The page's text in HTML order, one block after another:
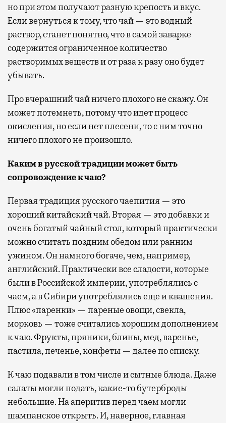
но при этом получают разную крепость и вкус.
Если вернуться к тому, что чай — это водный
раствор, станет понятно, что в самой заварке
содержится ограниченное количество
растворимых веществ и от раза к разу оно будет
убывать.
Про вчерашний чай ничего плохого не скажу. Он
может потемнеть, потому что идет процесс
окисления, но если нет плесени, то с ним точно
ничего плохого не произошло.
Каким в русской традиции может быть
сопровождение к чаю?
Первая традиция русского чаепития — это
хороший китайский чай. Вторая — это добавки и
очень богатый чайный стол, который практически
можно считать поздним обедом или ранним
ужином. Он намного богаче, чем, например,
английский. Практически все сладости, которые
были в Российской империи, употреблялись с
чаем, а в Сибири употреблялись еще и квашения.
Плюс «паренки» — пареные овощи, свекла,
морковь — тоже считались хорошим дополнением
к чаю. Фрукты, пряники, блины, мед, варенье,
пастила, печенье, конфеты — далее по списку.
К чаю подавали в том числе и сытные блюда. Даже
салаты могли подать, какие-то бутерброды
небольшие. На аперитив перед чаем могли
шампанское открыть. И, наверное, главная